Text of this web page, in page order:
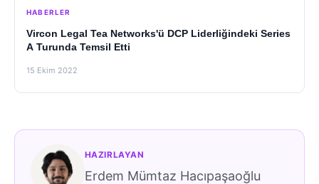
HABERLER
Vircon Legal Tea Networks'ü DCP Liderliğindeki Series
A Turunda Temsil Etti
15 Ekim 2022
HAZIRLAYAN
Erdem Mümtaz Hacıpaşaoğlu